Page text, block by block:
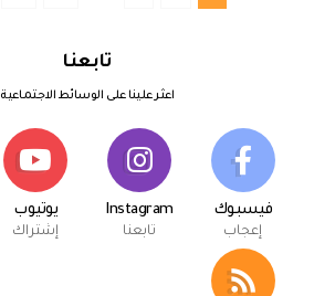
تابعنا
اعثر علينا على الوسائط الاجتماعية
فيسبوك
إعجاب
Instagram
تابعنا
يوتيوب
إشتراك